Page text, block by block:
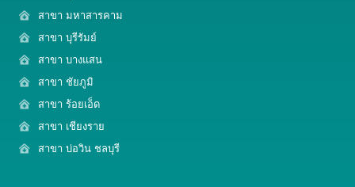
สาขา มหาสารคาม
สาขา บุรีรัมย์
สาขา บางแสน
สาขา ชัยภูมิ
สาขา ร้อยเอ็ด
สาขา เชียงราย
สาขา บ่อวิน ชลบุรี